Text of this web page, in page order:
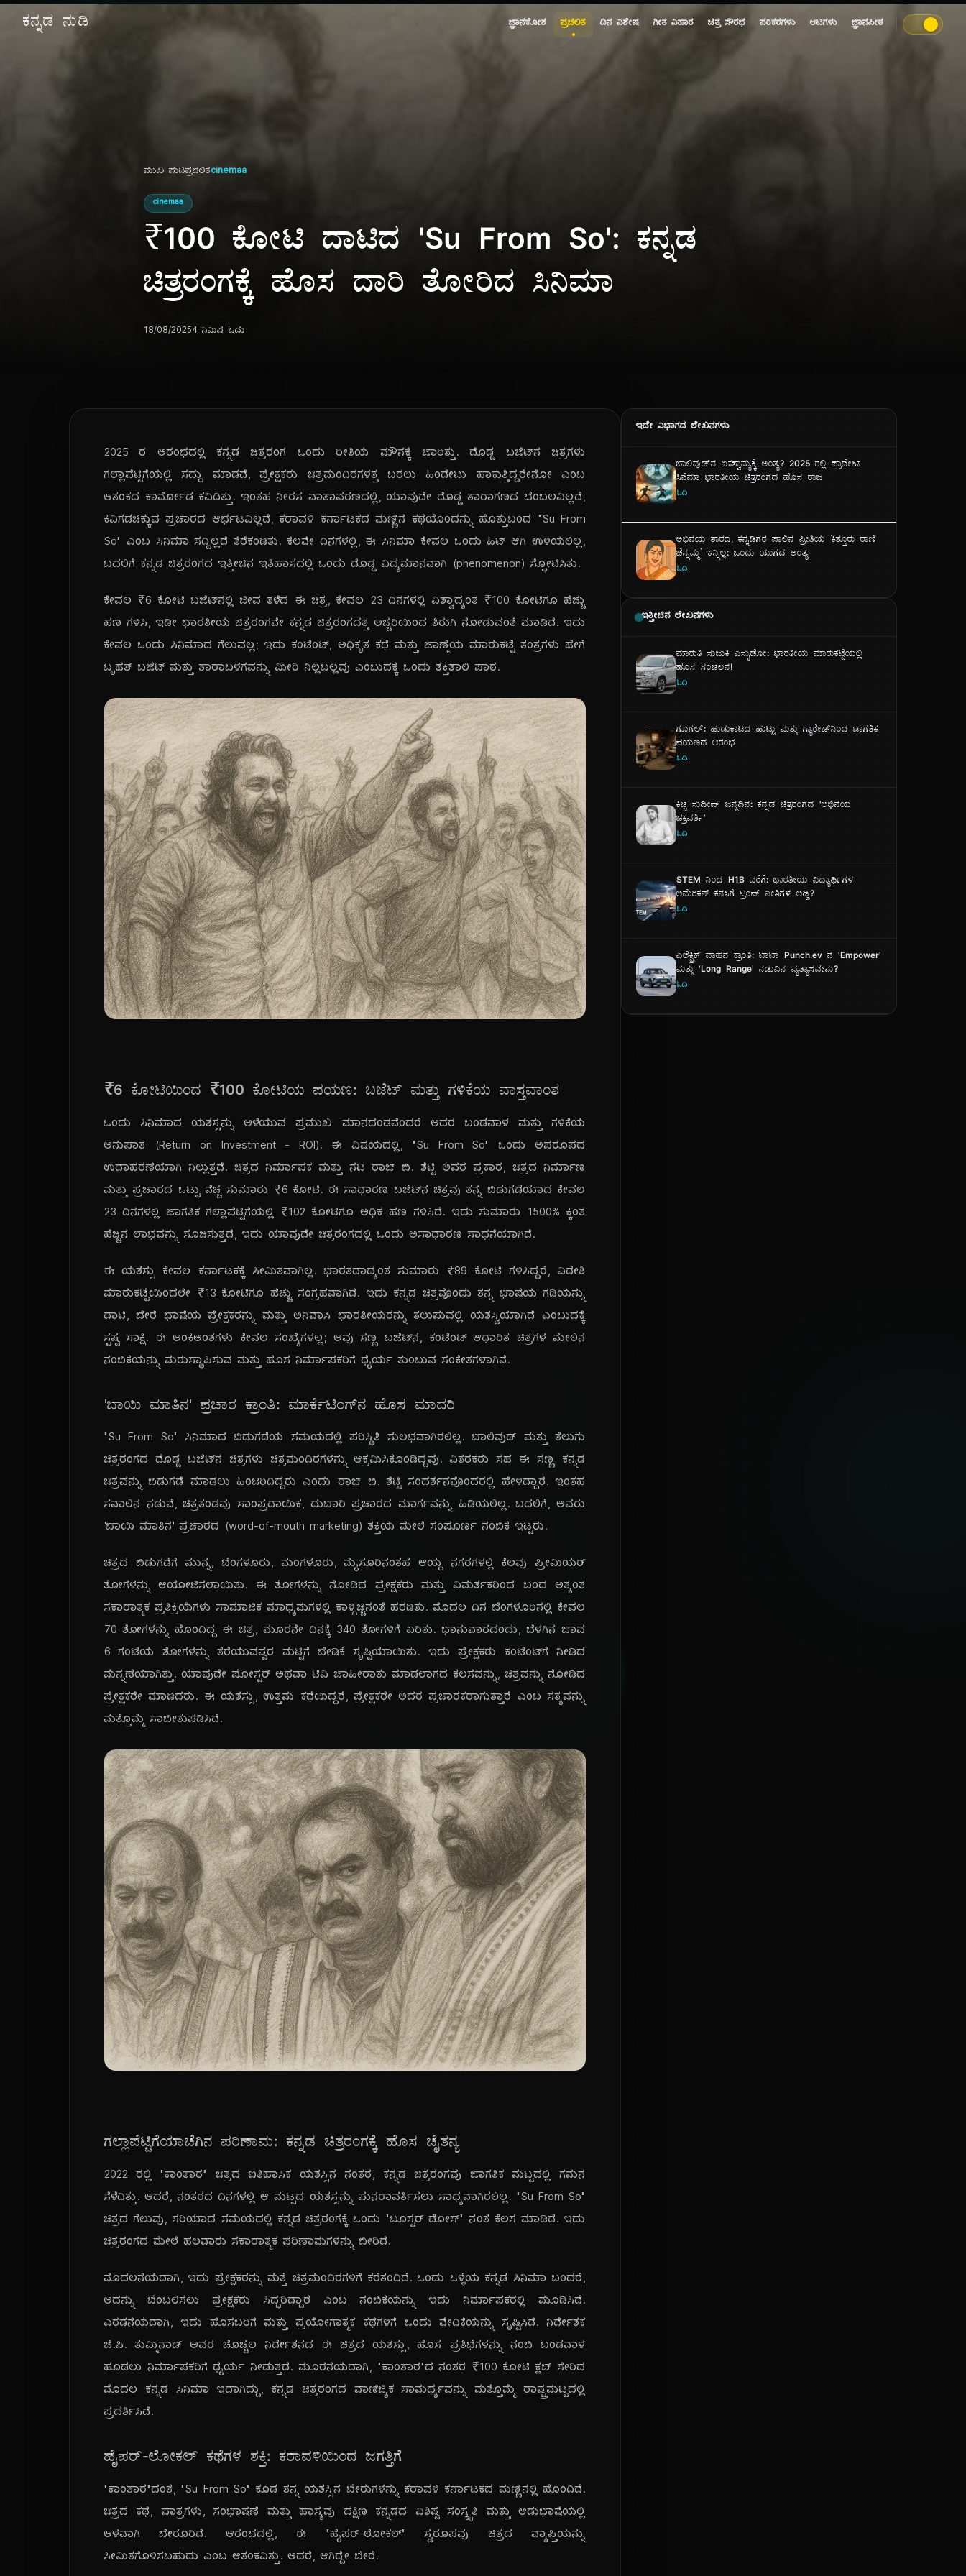
ಕನ್ನಡ ನುಡಿ ಜ್ಞಾನಕೋಶ ಪ್ರಚಲಿತ ದಿನ ವಿಶೇಷ ಗೀತ ವಿಹಾರ ಚಿತ್ರ ಸೌರಭ ಪರಿಕರಗಳು ಆಟಗಳು ಜ್ಞಾನಪೀಠ
ಪ್ರ
ಮುಖ ಪುಟಪ್ರಚಲಿತcinemaa
cinemaa
₹100 ಕೋಟಿ ದಾಟಿದ 'Su From So': ಕನ್ನಡ
ಚಿತ್ರರಂಗಕ್ಕೆ ಹೊಸ ದಾರಿ ತೋರಿದ ಸಿನಿಮಾ
18/08/20254 ನಿಮಿಷ ಓದು
2025 ರ ಆರಂಭದಲ್ಲಿ ಕನ್ನಡ ಚಿತ್ರರಂಗ ಒಂದು ರೀತಿಯ ಮೌನಕ್ಕೆ ಜಾರಿತ್ತು. ದೊಡ್ಡ ಬಜೆಟ್‌ನ ಚಿತ್ರಗಳು
ಗಲ್ಲಾಪೆಟ್ಟಿಗೆಯಲ್ಲಿ ಸದ್ದು ಮಾಡದೆ, ಪ್ರೇಕ್ಷಕರು ಚಿತ್ರಮಂದಿರಗಳತ್ತ ಬರಲು ಹಿಂದೇಟು ಹಾಕುತ್ತಿದ್ದರೇನೋ ಎಂಬ
ಆತಂಕದ ಕಾರ್ಮೋಡ ಕವಿದಿತ್ತು. ಇಂತಹ ನೀರಸ ವಾತಾವರಣದಲ್ಲಿ, ಯಾವುದೇ ದೊಡ್ಡ ತಾರಾಗಣದ ಬೆಂಬಲವಿಲ್ಲದೆ,
ಕಿವಿಗಡಚಿಕ್ಕುವ ಪ್ರಚಾರದ ಆರ್ಭಟವಿಲ್ಲದೆ, ಕರಾವಳಿ ಕರ್ನಾಟಕದ ಮಣ್ಣಿನ ಕಥೆಯೊಂದನ್ನು ಹೊತ್ತುಬಂದ "Su From
So" ಎಂಬ ಸಿನಿಮಾ ಸದ್ದಿಲ್ಲದೆ ತೆರೆಕಂಡಿತು. ಕೆಲವೇ ದಿನಗಳಲ್ಲಿ, ಈ ಸಿನಿಮಾ ಕೇವಲ ಒಂದು ಹಿಟ್ ಆಗಿ ಉಳಿಯಲಿಲ್ಲ,
ಬದಲಿಗೆ ಕನ್ನಡ ಚಿತ್ರರಂಗದ ಇತ್ತೀಚಿನ ಇತಿಹಾಸದಲ್ಲಿ ಒಂದು ದೊಡ್ಡ ವಿದ್ಯಮಾನವಾಗಿ (phenomenon) ಸ್ಫೋಟಿಸಿತು.
ಕೇವಲ ₹6 ಕೋಟಿ ಬಜೆಟ್‌ನಲ್ಲಿ ಜೀವ ತಳೆದ ಈ ಚಿತ್ರ, ಕೇವಲ 23 ದಿನಗಳಲ್ಲಿ ವಿಶ್ವಾದ್ಯಂತ ₹100 ಕೋಟಿಗೂ ಹೆಚ್ಚು
ಹಣ ಗಳಿಸಿ, ಇಡೀ ಭಾರತೀಯ ಚಿತ್ರರಂಗವೇ ಕನ್ನಡ ಚಿತ್ರರಂಗದತ್ತ ಅಚ್ಚರಿಯಿಂದ ತಿರುಗಿ ನೋಡುವಂತೆ ಮಾಡಿದೆ. ಇದು
ಕೇವಲ ಒಂದು ಸಿನಿಮಾದ ಗೆಲುವಲ್ಲ; ಇದು ಕಂಟೆಂಟ್, ಅಧಿಕೃತ ಕಥೆ ಮತ್ತು ಜಾಣ್ಮೆಯ ಮಾರುಕಟ್ಟೆ ತಂತ್ರಗಳು ಹೇಗೆ
ಬೃಹತ್ ಬಜೆಟ್ ಮತ್ತು ತಾರಾಬಳಗವನ್ನು ಮೀರಿ ನಿಲ್ಲಬಲ್ಲವು ಎಂಬುದಕ್ಕೆ ಒಂದು ಶಕ್ತಿಶಾಲಿ ಪಾಠ.
₹6 ಕೋಟಿಯಿಂದ ₹100 ಕೋಟಿಯ ಪಯಣ: ಬಜೆಟ್ ಮತ್ತು ಗಳಿಕೆಯ ವಾಸ್ತವಾಂಶ
ಒಂದು ಸಿನಿಮಾದ ಯಶಸ್ಸನ್ನು ಅಳೆಯುವ ಪ್ರಮುಖ ಮಾನದಂಡವೆಂದರೆ ಅದರ ಬಂಡವಾಳ ಮತ್ತು ಗಳಿಕೆಯ
ಅನುಪಾತ (Return on Investment - ROI). ಈ ವಿಷಯದಲ್ಲಿ, "Su From So" ಒಂದು ಅಪರೂಪದ
ಉದಾಹರಣೆಯಾಗಿ ನಿಲ್ಲುತ್ತದೆ. ಚಿತ್ರದ ನಿರ್ಮಾಪಕ ಮತ್ತು ನಟ ರಾಜ್ ಬಿ. ಶೆಟ್ಟಿ ಅವರ ಪ್ರಕಾರ, ಚಿತ್ರದ ನಿರ್ಮಾಣ
ಮತ್ತು ಪ್ರಚಾರದ ಒಟ್ಟು ವೆಚ್ಚ ಸುಮಾರು ₹6 ಕೋಟಿ. ಈ ಸಾಧಾರಣ ಬಜೆಟ್‌ನ ಚಿತ್ರವು ತನ್ನ ಬಿಡುಗಡೆಯಾದ ಕೇವಲ
23 ದಿನಗಳಲ್ಲಿ ಜಾಗತಿಕ ಗಲ್ಲಾಪೆಟ್ಟಿಗೆಯಲ್ಲಿ ₹102 ಕೋಟಿಗೂ ಅಧಿಕ ಹಣ ಗಳಿಸಿದೆ. ಇದು ಸುಮಾರು 1500% ಕ್ಕಿಂತ
ಹೆಚ್ಚಿನ ಲಾಭವನ್ನು ಸೂಚಿಸುತ್ತದೆ, ಇದು ಯಾವುದೇ ಚಿತ್ರರಂಗದಲ್ಲಿ ಒಂದು ಅಸಾಧಾರಣ ಸಾಧನೆಯಾಗಿದೆ.
ಈ ಯಶಸ್ಸು ಕೇವಲ ಕರ್ನಾಟಕಕ್ಕೆ ಸೀಮಿತವಾಗಿಲ್ಲ. ಭಾರತದಾದ್ಯಂತ ಸುಮಾರು ₹89 ಕೋಟಿ ಗಳಿಸಿದ್ದರೆ, ವಿದೇಶಿ
ಮಾರುಕಟ್ಟೆಯಿಂದಲೇ ₹13 ಕೋಟಿಗೂ ಹೆಚ್ಚು ಸಂಗ್ರಹವಾಗಿದೆ. ಇದು ಕನ್ನಡ ಚಿತ್ರವೊಂದು ತನ್ನ ಭಾಷೆಯ ಗಡಿಯನ್ನು
ದಾಟಿ, ಬೇರೆ ಭಾಷೆಯ ಪ್ರೇಕ್ಷಕರನ್ನು ಮತ್ತು ಅನಿವಾಸಿ ಭಾರತೀಯರನ್ನು ತಲುಪುವಲ್ಲಿ ಯಶಸ್ವಿಯಾಗಿದೆ ಎಂಬುದಕ್ಕೆ
ಸ್ಪಷ್ಟ ಸಾಕ್ಷಿ. ಈ ಅಂಕಿಅಂಶಗಳು ಕೇವಲ ಸಂಖ್ಯೆಗಳಲ್ಲ; ಅವು ಸಣ್ಣ ಬಜೆಟ್‌ನ, ಕಂಟೆಂಟ್ ಆಧಾರಿತ ಚಿತ್ರಗಳ ಮೇಲಿನ
ನಂಬಿಕೆಯನ್ನು ಮರುಸ್ಥಾಪಿಸುವ ಮತ್ತು ಹೊಸ ನಿರ್ಮಾಪಕರಿಗೆ ಧೈರ್ಯ ತುಂಬುವ ಸಂಕೇತಗಳಾಗಿವೆ.
'ಬಾಯಿ ಮಾತಿನ' ಪ್ರಚಾರ ಕ್ರಾಂತಿ: ಮಾರ್ಕೆಟಿಂಗ್‌ನ ಹೊಸ ಮಾದರಿ
"Su From So" ಸಿನಿಮಾದ ಬಿಡುಗಡೆಯ ಸಮಯದಲ್ಲಿ ಪರಿಸ್ಥಿತಿ ಸುಲಭವಾಗಿರಲಿಲ್ಲ. ಬಾಲಿವುಡ್ ಮತ್ತು ತೆಲುಗು
ಚಿತ್ರರಂಗದ ದೊಡ್ಡ ಬಜೆಟ್‌ನ ಚಿತ್ರಗಳು ಚಿತ್ರಮಂದಿರಗಳನ್ನು ಆಕ್ರಮಿಸಿಕೊಂಡಿದ್ದವು. ವಿತರಕರು ಸಹ ಈ ಸಣ್ಣ ಕನ್ನಡ
ಚಿತ್ರವನ್ನು ಬಿಡುಗಡೆ ಮಾಡಲು ಹಿಂಜರಿದಿದ್ದರು ಎಂದು ರಾಜ್ ಬಿ. ಶೆಟ್ಟಿ ಸಂದರ್ಶನವೊಂದರಲ್ಲಿ ಹೇಳಿದ್ದಾರೆ. ಇಂತಹ
ಸವಾಲಿನ ನಡುವೆ, ಚಿತ್ರತಂಡವು ಸಾಂಪ್ರದಾಯಿಕ, ದುಬಾರಿ ಪ್ರಚಾರದ ಮಾರ್ಗವನ್ನು ಹಿಡಿಯಲಿಲ್ಲ. ಬದಲಿಗೆ, ಅವರು
'ಬಾಯಿ ಮಾತಿನ' ಪ್ರಚಾರದ (word-of-mouth marketing) ಶಕ್ತಿಯ ಮೇಲೆ ಸಂಪೂರ್ಣ ನಂಬಿಕೆ ಇಟ್ಟರು.
ಚಿತ್ರದ ಬಿಡುಗಡೆಗೆ ಮುನ್ನ, ಬೆಂಗಳೂರು, ಮಂಗಳೂರು, ಮೈಸೂರಿನಂತಹ ಆಯ್ದ ನಗರಗಳಲ್ಲಿ ಕೆಲವು ಪ್ರೀಮಿಯರ್
ಶೋಗಳನ್ನು ಆಯೋಜಿಸಲಾಯಿತು. ಈ ಶೋಗಳನ್ನು ನೋಡಿದ ಪ್ರೇಕ್ಷಕರು ಮತ್ತು ವಿಮರ್ಶಕರಿಂದ ಬಂದ ಅತ್ಯಂತ
ಸಕಾರಾತ್ಮಕ ಪ್ರತಿಕ್ರಿಯೆಗಳು ಸಾಮಾಜಿಕ ಮಾಧ್ಯಮಗಳಲ್ಲಿ ಕಾಳ್ಗಿಚ್ಚಿನಂತೆ ಹರಡಿತು. ಮೊದಲ ದಿನ ಬೆಂಗಳೂರಿನಲ್ಲಿ ಕೇವಲ
70 ಶೋಗಳನ್ನು ಹೊಂದಿದ್ದ ಈ ಚಿತ್ರ, ಮೂರನೇ ದಿನಕ್ಕೆ 340 ಶೋಗಳಿಗೆ ಏರಿತು. ಭಾನುವಾರದಂದು, ಬೆಳಗಿನ ಜಾವ
6 ಗಂಟೆಯ ಶೋಗಳನ್ನು ತೆರೆಯುವಷ್ಟರ ಮಟ್ಟಿಗೆ ಬೇಡಿಕೆ ಸೃಷ್ಟಿಯಾಯಿತು. ಇದು ಪ್ರೇಕ್ಷಕರು ಕಂಟೆಂಟ್‌ಗೆ ನೀಡಿದ
ಮನ್ನಣೆಯಾಗಿತ್ತು. ಯಾವುದೇ ಪೋಸ್ಟರ್ ಅಥವಾ ಟಿವಿ ಜಾಹೀರಾತು ಮಾಡಲಾಗದ ಕೆಲಸವನ್ನು, ಚಿತ್ರವನ್ನು ನೋಡಿದ
ಪ್ರೇಕ್ಷಕರೇ ಮಾಡಿದರು. ಈ ಯಶಸ್ಸು, ಉತ್ತಮ ಕಥೆಯಿದ್ದರೆ, ಪ್ರೇಕ್ಷಕರೇ ಅದರ ಪ್ರಚಾರಕರಾಗುತ್ತಾರೆ ಎಂಬ ಸತ್ಯವನ್ನು
ಮತ್ತೊಮ್ಮೆ ಸಾಬೀತುಪಡಿಸಿದೆ.
ಗಲ್ಲಾಪೆಟ್ಟಿಗೆಯಾಚೆಗಿನ ಪರಿಣಾಮ: ಕನ್ನಡ ಚಿತ್ರರಂಗಕ್ಕೆ ಹೊಸ ಚೈತನ್ಯ
2022 ರಲ್ಲಿ "ಕಾಂತಾರ" ಚಿತ್ರದ ಐತಿಹಾಸಿಕ ಯಶಸ್ಸಿನ ನಂತರ, ಕನ್ನಡ ಚಿತ್ರರಂಗವು ಜಾಗತಿಕ ಮಟ್ಟದಲ್ಲಿ ಗಮನ
ಸೆಳೆದಿತ್ತು. ಆದರೆ, ನಂತರದ ದಿನಗಳಲ್ಲಿ ಆ ಮಟ್ಟದ ಯಶಸ್ಸನ್ನು ಪುನರಾವರ್ತಿಸಲು ಸಾಧ್ಯವಾಗಿರಲಿಲ್ಲ. "Su From So"
ಚಿತ್ರದ ಗೆಲುವು, ಸರಿಯಾದ ಸಮಯದಲ್ಲಿ ಕನ್ನಡ ಚಿತ್ರರಂಗಕ್ಕೆ ಒಂದು "ಬೂಸ್ಟರ್ ಡೋಸ್" ನಂತೆ ಕೆಲಸ ಮಾಡಿದೆ. ಇದು
ಚಿತ್ರರಂಗದ ಮೇಲೆ ಹಲವಾರು ಸಕಾರಾತ್ಮಕ ಪರಿಣಾಮಗಳನ್ನು ಬೀರಿದೆ.
ಮೊದಲನೆಯದಾಗಿ, ಇದು ಪ್ರೇಕ್ಷಕರನ್ನು ಮತ್ತೆ ಚಿತ್ರಮಂದಿರಗಳಿಗೆ ಕರೆತಂದಿದೆ. ಒಂದು ಒಳ್ಳೆಯ ಕನ್ನಡ ಸಿನಿಮಾ ಬಂದರೆ,
ಅದನ್ನು ಬೆಂಬಲಿಸಲು ಪ್ರೇಕ್ಷಕರು ಸಿದ್ಧರಿದ್ದಾರೆ ಎಂಬ ನಂಬಿಕೆಯನ್ನು ಇದು ನಿರ್ಮಾಪಕರಲ್ಲಿ ಮೂಡಿಸಿದೆ.
ಎರಡನೆಯದಾಗಿ, ಇದು ಹೊಸಬರಿಗೆ ಮತ್ತು ಪ್ರಯೋಗಾತ್ಮಕ ಕಥೆಗಳಿಗೆ ಒಂದು ವೇದಿಕೆಯನ್ನು ಸೃಷ್ಟಿಸಿದೆ. ನಿರ್ದೇಶಕ
ಜೆ.ಪಿ. ತುಮ್ಮಿನಾಡ್ ಅವರ ಚೊಚ್ಚಲ ನಿರ್ದೇಶನದ ಈ ಚಿತ್ರದ ಯಶಸ್ಸು, ಹೊಸ ಪ್ರತಿಭೆಗಳನ್ನು ನಂಬಿ ಬಂಡವಾಳ
ಹೂಡಲು ನಿರ್ಮಾಪಕರಿಗೆ ಧೈರ್ಯ ನೀಡುತ್ತದೆ. ಮೂರನೆಯದಾಗಿ, "ಕಾಂತಾರ"ದ ನಂತರ ₹100 ಕೋಟಿ ಕ್ಲಬ್ ಸೇರಿದ
ಮೊದಲ ಕನ್ನಡ ಸಿನಿಮಾ ಇದಾಗಿದ್ದು, ಕನ್ನಡ ಚಿತ್ರರಂಗದ ವಾಣಿಜ್ಯಿಕ ಸಾಮರ್ಥ್ಯವನ್ನು ಮತ್ತೊಮ್ಮೆ ರಾಷ್ಟ್ರಮಟ್ಟದಲ್ಲಿ
ಪ್ರದರ್ಶಿಸಿದೆ.
ಹೈಪರ್-ಲೋಕಲ್ ಕಥೆಗಳ ಶಕ್ತಿ: ಕರಾವಳಿಯಿಂದ ಜಗತ್ತಿಗೆ
"ಕಾಂತಾರ"ದಂತೆ, "Su From So" ಕೂಡ ತನ್ನ ಯಶಸ್ಸಿನ ಬೇರುಗಳನ್ನು ಕರಾವಳಿ ಕರ್ನಾಟಕದ ಮಣ್ಣಿನಲ್ಲಿ ಹೊಂದಿದೆ.
ಚಿತ್ರದ ಕಥೆ, ಪಾತ್ರಗಳು, ಸಂಭಾಷಣೆ ಮತ್ತು ಹಾಸ್ಯವು ದಕ್ಷಿಣ ಕನ್ನಡದ ವಿಶಿಷ್ಟ ಸಂಸ್ಕೃತಿ ಮತ್ತು ಆಡುಭಾಷೆಯಲ್ಲಿ
ಆಳವಾಗಿ ಬೇರೂರಿದೆ. ಆರಂಭದಲ್ಲಿ, ಈ "ಹೈಪರ್-ಲೋಕಲ್" ಸ್ವರೂಪವು ಚಿತ್ರದ ವ್ಯಾಪ್ತಿಯನ್ನು
ಸೀಮಿತಗೊಳಿಸಬಹುದು ಎಂಬ ಆತಂಕವಿತ್ತು. ಆದರೆ, ಆಗಿದ್ದೇ ಬೇರೆ.
ಇದೇ ವಿಭಾಗದ ಲೇಖನಗಳು
ಬಾಲಿವುಡ್‌ನ ಏಕಸ್ವಾಮ್ಯಕ್ಕೆ ಅಂತ್ಯ? 2025 ರಲ್ಲಿ ಪ್ರಾದೇಶಿಕ
ಸಿನೆಮಾ ಭಾರತೀಯ ಚಿತ್ರರಂಗದ ಹೊಸ ರಾಜ
ಓದಿ
ಅಭಿನಯ ಶಾರದೆ, ಕನ್ನಡಿಗರ ಪಾಲಿನ ಪ್ರೀತಿಯ ‘ಕಿತ್ತೂರು ರಾಣಿ
ಚೆನ್ನಮ್ಮ’ ಇನ್ನಿಲ್ಲ: ಒಂದು ಯುಗದ ಅಂತ್ಯ
ಓದಿ
ಇತ್ತೀಚಿನ ಲೇಖನಗಳು
ಮಾರುತಿ ಸುಜುಕಿ ಎಸ್ಕುಡೋ: ಭಾರತೀಯ ಮಾರುಕಟ್ಟೆಯಲ್ಲಿ
ಹೊಸ ಸಂಚಲನ!
ಓದಿ
ಗೂಗಲ್: ಹುಡುಕಾಟದ ಹುಟ್ಟು ಮತ್ತು ಗ್ಯಾರೇಜ್‌ನಿಂದ ಜಾಗತಿಕ
ಪಯಣದ ಆರಂಭ
ಓದಿ
ಕಿಚ್ಚ ಸುದೀಪ್ ಜನ್ಮದಿನ: ಕನ್ನಡ ಚಿತ್ರರಂಗದ 'ಅಭಿನಯ
ಚಕ್ರವರ್ತಿ'
ಓದಿ
STEM ನಿಂದ H1B ವರೆಗೆ: ಭಾರತೀಯ ವಿದ್ಯಾರ್ಥಿಗಳ
ಅಮೆರಿಕನ್ ಕನಸಿಗೆ ಟ್ರಂಪ್ ನೀತಿಗಳ ಅಡ್ಡಿ?
ಓದಿ
ಎಲೆಕ್ಟ್ರಿಕ್ ವಾಹನ ಕ್ರಾಂತಿ: ಟಾಟಾ Punch.ev ನ 'Empower'
ಮತ್ತು 'Long Range' ನಡುವಿನ ವ್ಯತ್ಯಾಸವೇನು?
ಓದಿ